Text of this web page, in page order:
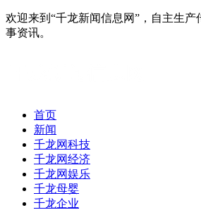
欢迎来到“千龙新闻信息网”，自主生
事资讯。
首页
新闻
千龙网科技
千龙网经济
千龙网娱乐
千龙母婴
千龙企业